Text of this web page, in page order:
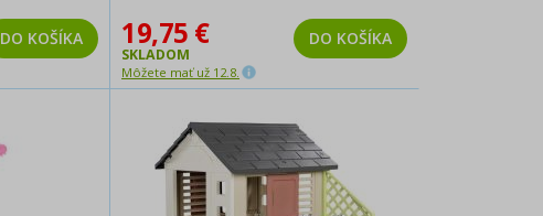
DO KOŠÍKA 19,75 €
SKLADOM
Môžete mať už 12.8.
DO KOŠÍKA